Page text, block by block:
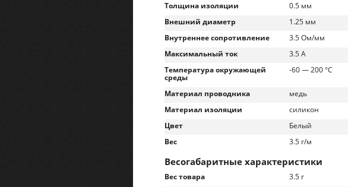
Толщина изоляции
0.5 мм
Внешний диаметр
1.25 мм
Внутреннее сопротивление
3.5 Ом/мм
Максимальный ток
3.5 А
Температура окружающей
среды
-60 — 200 °С
Материал проводника
медь
Материал изоляции
силикон
Цвет
Белый
Вес
3.5 г/м
Весогабаритные характеристики
Вес товара
3.5 г